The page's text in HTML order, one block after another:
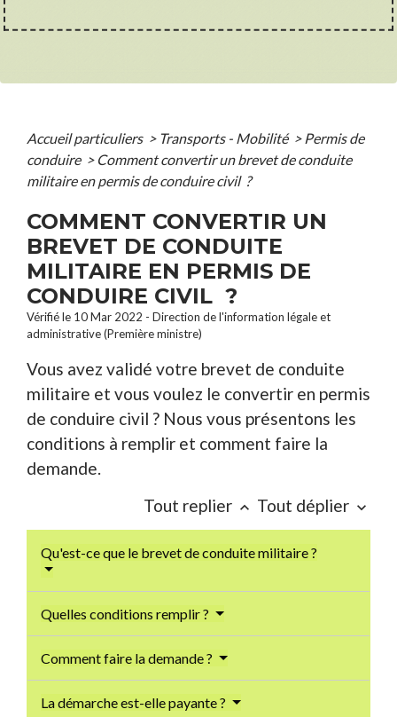
Accueil particuliers > Transports - Mobilité > Permis de
conduire > Comment convertir un brevet de conduite
militaire en permis de conduire civil ?
COMMENT CONVERTIR UN
BREVET DE CONDUITE
MILITAIRE EN PERMIS DE
CONDUIRE CIVIL ?
Vérifié le 10 Mar 2022 - Direction de l'information légale et
administrative (Première ministre)
Vous avez validé votre brevet de conduite
militaire et vous voulez le convertir en permis
de conduire civil ? Nous vous présentons les
conditions à remplir et comment faire la
demande.
Tout replier keyboard_arrow_up Tout déplier keyboard_arrow_down
Qu'est-ce que le brevet de conduite militaire ?
Quelles conditions remplir ?
Comment faire la demande ?
La démarche est-elle payante ?